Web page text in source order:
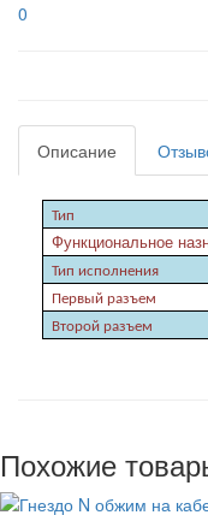
0
Описание
Тип
Функциональное
Тип исполнения
Первый разъем
Второй разъем
Похожие